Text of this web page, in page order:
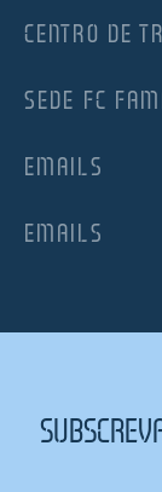
CENTRO DE
SEDE FC
EMAILS
EMAILS